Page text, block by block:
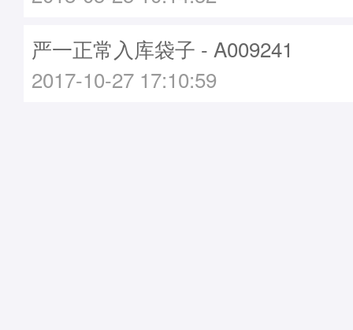
严一正常入库袋子 - A009241
2017-10-27 17:10:59